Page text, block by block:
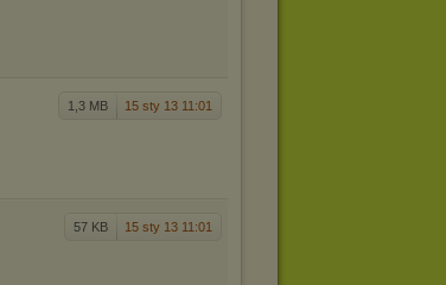
1,3 MB 15 sty 13 11:01
57 KB 15 sty 13 11:01